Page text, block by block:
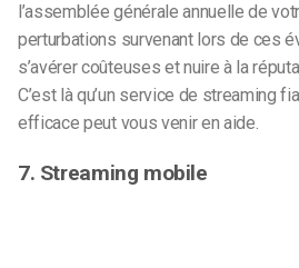
l’assemblée générale annuelle de
perturbations survenant lors de ces
s’avérer coûteuses et nuire à la
C’est là qu’un service de streaming
efficace peut vous venir en aide.
7. Streaming mobile